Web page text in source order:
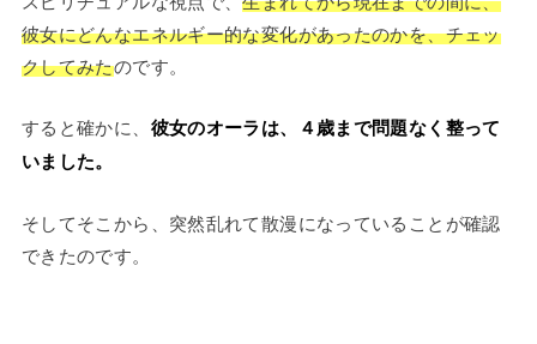
彼女にどんなエネルギー的な変化があったのかを、チェッ
クしてみたのです。
すると確かに、 彼女のオーラは、４歳まで問題なく整って
いました。
そしてそこから、突然乱れて散漫になっていることが確認
できたのです。